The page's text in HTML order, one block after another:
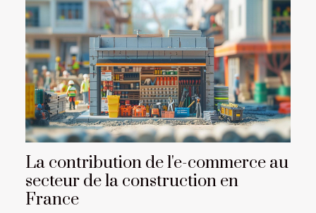
La contribution de l'e-commerce au
secteur de la construction en
France